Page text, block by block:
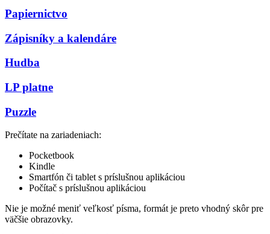
Papiernictvo
Zápisníky a kalendáre
Hudba
LP platne
Puzzle
Prečítate na zariadeniach:
Pocketbook
Kindle
Smartfón či tablet s príslušnou aplikáciou
Počítač s príslušnou aplikáciou
Nie je možné meniť veľkosť písma, formát je preto vhodný skôr pre
väčšie obrazovky.